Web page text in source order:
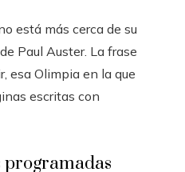
está más cerca de su
Paul Auster. La frase
esa Olimpia en la que
escritas con
programadas